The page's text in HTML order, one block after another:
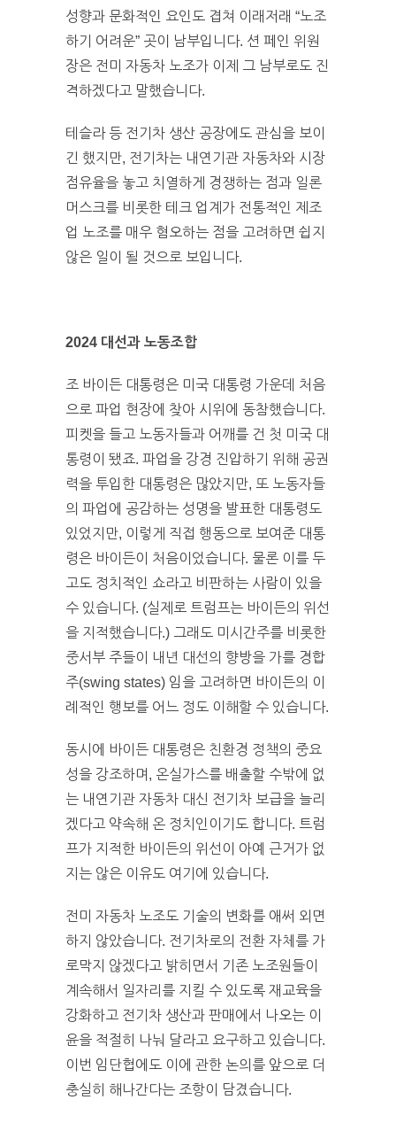
성향과 문화적인 요인도 겹쳐 이래저래 “노조
하기 어려운” 곳이 남부입니다. 션 페인 위원
장은 전미 자동차 노조가 이제 그 남부로도 진
격하겠다고 말했습니다.
테슬라 등 전기차 생산 공장에도 관심을 보이
긴 했지만, 전기차는 내연기관 자동차와 시장
점유율을 놓고 치열하게 경쟁하는 점과 일론
머스크를 비롯한 테크 업계가 전통적인 제조
업 노조를 매우 혐오하는 점을 고려하면 쉽지
않은 일이 될 것으로 보입니다.
2024 대선과 노동조합
조 바이든 대통령은 미국 대통령 가운데 처음
으로 파업 현장에 찾아 시위에 동참했습니다.
피켓을 들고 노동자들과 어깨를 건 첫 미국 대
통령이 됐죠. 파업을 강경 진압하기 위해 공권
력을 투입한 대통령은 많았지만, 또 노동자들
의 파업에 공감하는 성명을 발표한 대통령도
있었지만, 이렇게 직접 행동으로 보여준 대통
령은 바이든이 처음이었습니다. 물론 이를 두
고도 정치적인 쇼라고 비판하는 사람이 있을
수 있습니다. (실제로 트럼프는 바이든의 위선
을 지적했습니다.) 그래도 미시간주를 비롯한
중서부 주들이 내년 대선의 향방을 가를 경합
주(swing states) 임을 고려하면 바이든의 이
례적인 행보를 어느 정도 이해할 수 있습니다.
동시에 바이든 대통령은 친환경 정책의 중요
성을 강조하며, 온실가스를 배출할 수밖에 없
는 내연기관 자동차 대신 전기차 보급을 늘리
겠다고 약속해 온 정치인이기도 합니다. 트럼
프가 지적한 바이든의 위선이 아예 근거가 없
지는 않은 이유도 여기에 있습니다.
전미 자동차 노조도 기술의 변화를 애써 외면
하지 않았습니다. 전기차로의 전환 자체를 가
로막지 않겠다고 밝히면서 기존 노조원들이
계속해서 일자리를 지킬 수 있도록 재교육을
강화하고 전기차 생산과 판매에서 나오는 이
윤을 적절히 나눠 달라고 요구하고 있습니다.
이번 임단협에도 이에 관한 논의를 앞으로 더
충실히 해나간다는 조항이 담겼습니다.